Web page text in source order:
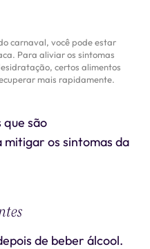
carnaval, você pode estar
Para aliviar os sintomas
certos alimentos
mais rapidamente.
são
os sintomas da
de beber álcool.